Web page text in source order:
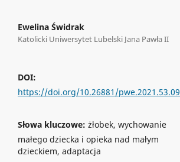
Ewelina Świdrak
Katolicki Uniwersytet Lubelski Jana Pawła II
DOI:
https://doi.org/10.26881/pwe.2021.53.09
Słowa kluczowe: żłobek, wychowanie
małego dziecka i opieka nad małym
dzieckiem, adaptacja